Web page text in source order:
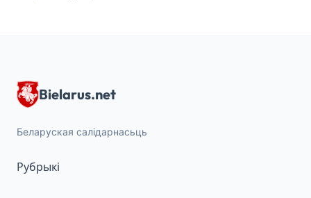
Bielarus.net
Беларуская салідарнасьць
Рубрыкі